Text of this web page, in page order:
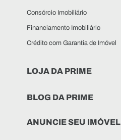
Consórcio Imobiliário
Financiamento Imobiliário
Crédito com Garantia de Imóvel
LOJA DA PRIME
BLOG DA PRIME
ANUNCIE SEU IMÓVEL